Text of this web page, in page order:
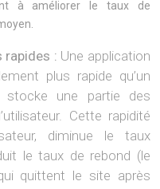
à améliorer le taux de
rapides : Une application
plus rapide qu’un
une partie des
Cette rapidité
diminue le taux
le taux de rebond (le
quittent le site après